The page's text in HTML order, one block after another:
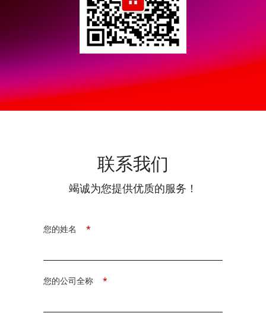
联系我们
竭诚为您提供优质的服务！
*
您的姓名
*
您的公司全称